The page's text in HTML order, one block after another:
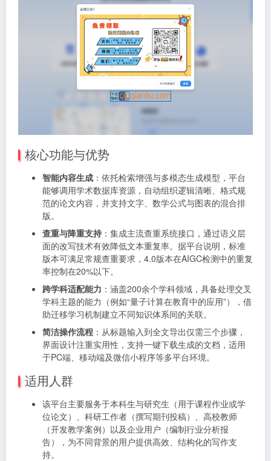
核心功能与优势
智能内容生成 ：依托检索增强与多模态生成模型，平台
能够调用学术数据库资源，自动组织逻辑清晰、格式规
范的论文内容，并支持文字、数学公式与图表的混合排
版。
查重与降重支持 ：集成主流查重系统接口，通过语义层
面的改写技术有效降低文本重复率。据平台说明，标准
版本可满足常规查重要求，4.0版本在AIGC检测中的重复
率控制在20%以下。
跨学科适配能力 ：涵盖200余个学科领域，具备处理交叉
学科主题的能力（例如“量子计算在教育中的应用”），借
助迁移学习机制建立不同知识体系间的关联。
简洁操作流程 ：从标题输入到全文导出仅需三个步骤，
界面设计注重实用性，支持一键下载生成的文档，适用
于PC端、移动端及微信小程序等多平台环境。
适用人群
该平台主要服务于本科生与研究生（用于课程作业或学
位论文）、科研工作者（撰写期刊投稿）、高校教师
（开发教学案例）以及企业用户（编制行业分析报
告），为不同背景的用户提供高效、结构化的写作支
持。